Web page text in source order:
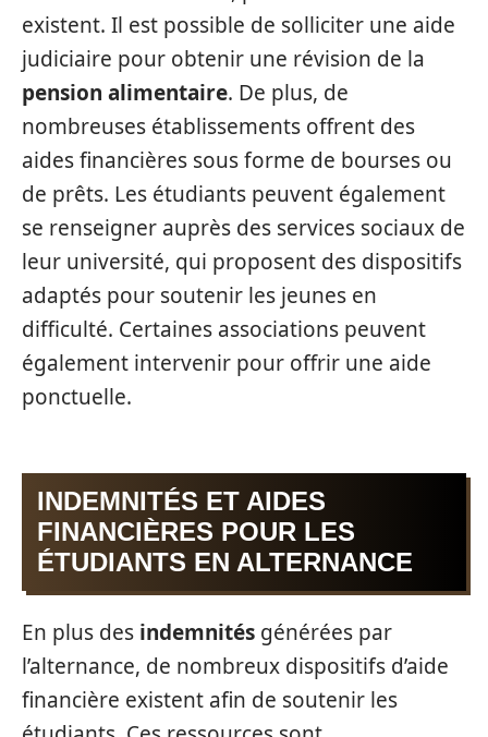
existent. Il est possible de solliciter une aide
judiciaire pour obtenir une révision de la
pension alimentaire. De plus, de
nombreuses établissements offrent des
aides financières sous forme de bourses ou
de prêts. Les étudiants peuvent également
se renseigner auprès des services sociaux de
leur université, qui proposent des dispositifs
adaptés pour soutenir les jeunes en
difficulté. Certaines associations peuvent
également intervenir pour offrir une aide
ponctuelle.
INDEMNITÉS ET AIDES
FINANCIÈRES POUR LES
ÉTUDIANTS EN ALTERNANCE
En plus des indemnités générées par
l’alternance, de nombreux dispositifs d’aide
financière existent afin de soutenir les